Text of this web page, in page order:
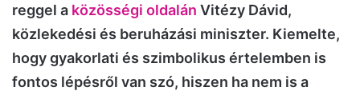
reggel a közösségi oldalán Vitézy Dávid,
közlekedési és beruházási miniszter. Kiemelte,
hogy gyakorlati és szimbolikus értelemben is
fontos lépésről van szó, hiszen ha nem is a